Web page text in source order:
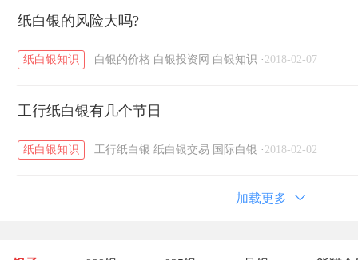
纸白银的风险大吗?
纸白银知识 白银的价格 白银投资网 白银知识 · 2018-02-07
工行纸白银有几个节日
纸白银知识 工行纸白银 纸白银交易 国际白银 · 2018-02-02
加载更多